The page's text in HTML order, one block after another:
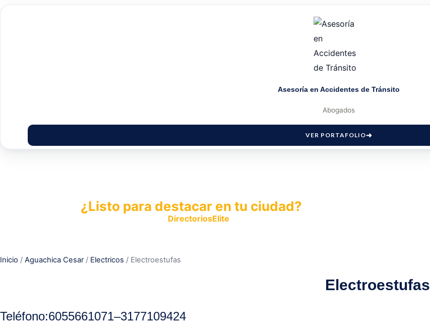
Asesoría en Accidentes de Tránsito
Abogados
VER PORTAFOLIO
¿Listo para destacar en tu ciudad?
DirectoriosElite
Inicio / Aguachica Cesar/ Electricos / Electroestufas
Electroestufas
Teléfono:6055661071–3177109424